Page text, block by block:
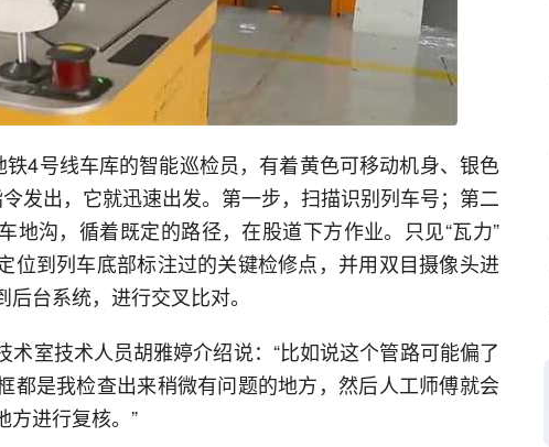
铁4号线车库的智能巡检员，有着黄色可移动机身、银色
发出，它就迅速出发。第一步，扫描识别列车号；第二
地沟，循着既定的路径，在股道下方作业。只见“瓦力”
位到列车底部标注过的关键检修点，并用双目摄像头进
台系统，进行交叉比对。
术室技术人员胡雅婷介绍说：“比如说这个管路可能偏了
都是我检查出来稍微有问题的地方，然后人工师傅就会
方进行复核。”